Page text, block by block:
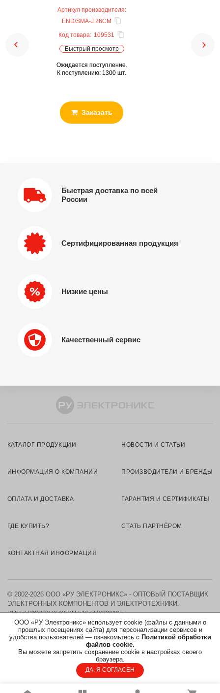
Артикул производителя:
END/SMA-J 26CM
Код товара: 109531
Быстрый просмотр
Ожидается поступление.
К поступлению: 1300 шт.
Заказать
Быстрая доставка по всей
России
Сертифицированная продукция
Низкие цены
Качественный сервис
ООО «РУ Электроникс» использует cookie (файлы с данными о
прошлых посещениях сайта) для персонализации сервисов и
удобства пользователей — ознакомьтесь с Политикой обработки
файлов cookie.
Вы можете запретить сохранение cookie в настройках своего
браузера.
ДА, Я СОГЛАСЕН
КАТАЛОГ ПРОДУКЦИИ НОВОСТИ И СТАТЬИ
ИНФОРМАЦИЯ О КОМПАНИИ ПРОИЗВОДИТЕЛИ И БРЕНДЫ
ОПЛАТА И ДОСТАВКА ГАРАНТИЯ И СЕРТИФИКАТЫ
ГДЕ КУПИТЬ? СТАТЬ ПАРТНЁРОМ
КОНТАКТНАЯ ИНФОРМАЦИЯ
© 2002-2026 ООО «РУ ЭЛЕКТРОНИКС» - ОПТОВЫЙ ПОСТАВЩИК
ЭЛЕКТРОННЫХ КОМПОНЕНТОВ И ЭЛЕКТРОТЕХНИКИ.
ИНН 7730219976 ОГРН 5167746326105
КАРТА САЙТА
ПОЛИТИКА ОБРАБОТКИ ПЕРСОНАЛЬНЫХ ДАННЫХ
СОГЛАСИЕ НА ОБРАБОТКУ ПЕРСОНАЛЬНЫХ ДАННЫХ